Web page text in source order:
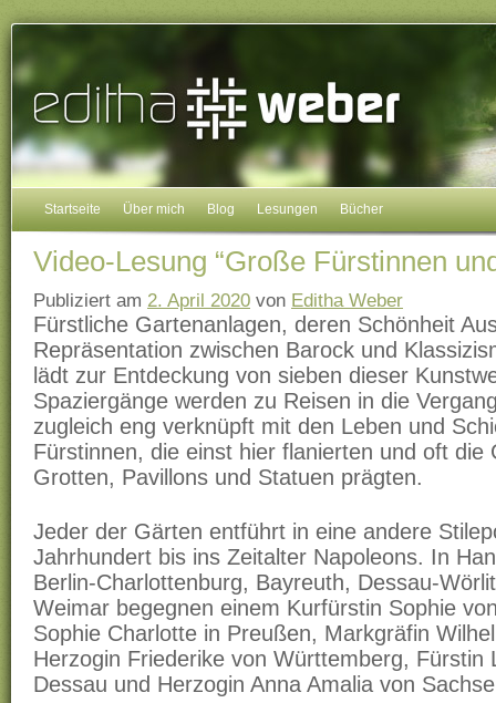
Startseite Über mich Blog Lesungen Bücher
Video-Lesung “Große Fürstinnen
Publiziert am 2. April 2020 von Editha Weber
Fürstliche Gartenanlagen, deren Schönheit
Repräsentation zwischen Barock und
lädt zur Entdeckung von sieben dieser
Spaziergänge werden zu Reisen in die
zugleich eng verknüpft mit den Leben und
Fürstinnen, die einst hier flanierten und oft die
Grotten, Pavillons und Statuen prägten.
Jeder der Gärten entführt in eine andere
Jahrhundert bis ins Zeitalter Napoleons. In
Berlin-Charlottenburg, Bayreuth, Dessau-
Weimar begegnen einem Kurfürstin Sophie
Sophie Charlotte in Preußen, Markgräfin
Herzogin Friederike von Württemberg, Fürstin
Dessau und Herzogin Anna Amalia von